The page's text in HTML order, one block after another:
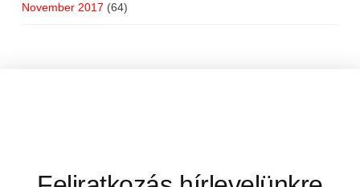
November 2017 (64)